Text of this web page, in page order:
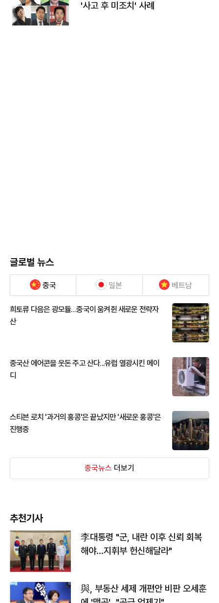
'사고 후 미조치' 사례
글로벌 뉴스
중국 일본 베트남
희토류 다음은 광모듈…중국이 움켜쥔 새로운 전략자
산
중국산 에어콘을 웃돈 주고 산다...유럽 열광시킨 메이
디
스티븐 로치 '과거의 홍콩'은 끝났지만 '새로운 홍콩'은
진행중
중국뉴스 더보기
추천기사
李대통령 "군, 내란 이후 신뢰 회복
해야…지휘부 헌신해달라"
與, 부동산 세제 개편안 비판 오세훈